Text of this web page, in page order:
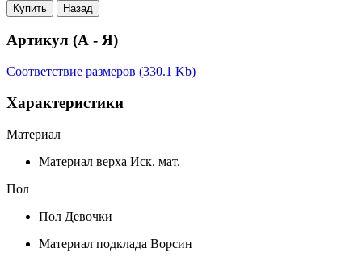
Купить Назад
Артикул (А - Я)
Соответствие размеров (330.1 Kb)
Характеристики
Материал
Материал верха Иск. мат.
Пол
Пол Девочки
Материал подклада Ворсин